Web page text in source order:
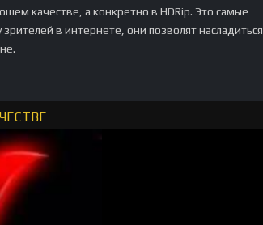
качестве, а конкретно в HDRip. Это самые
в интернете, они позволят насладиться